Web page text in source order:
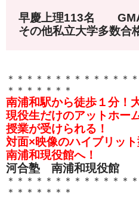
早慶上理113名
その他私立大学多数合
＊＊＊＊＊＊＊＊＊＊＊＊＊
＊＊＊＊＊＊＊
南浦和駅から徒歩１分！
現役生だけのアットホー
授業が受けられる！
対面×映像のハイブリッ
南浦和現役館へ！
河合塾 南浦和現役館
＊＊＊＊＊＊＊＊＊＊＊＊＊
＊＊＊＊＊＊＊